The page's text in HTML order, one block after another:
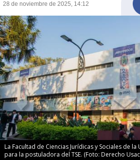
28 de noviembre de 2025, 14:12
La Facultad de Ciencias Jurídicas y Sociales de
para la postuladora del TSE. (Foto: Derecho